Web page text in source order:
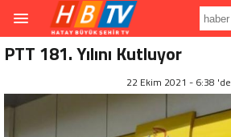
PTT 181. Yılını Kutluyor
22 Ekim 2021 - 6:38